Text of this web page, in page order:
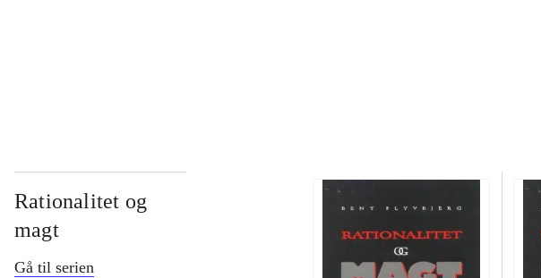
Rationalitet og
magt
Gå til serien